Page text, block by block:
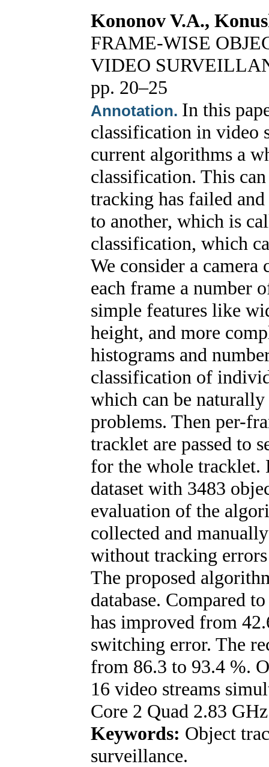
Kononov V.A.,
FRAME-WISE
VIDEO
pp. 20–25
Annotation. In this
classification in video
current algorithms a
classification. This
tracking has failed
to another, which is
classification, which
We consider a
each frame a number
simple features like
height, and more
histograms and
classification of
which can be
problems. Then per-
tracklet are passed to
for the whole tracklet.
dataset with 3483
evaluation of the
collected and
without tracking
The proposed
database. Compared
has improved from
switching error. The
from 86.3 to 93.4 %.
16 video streams
Core 2 Quad 2.83
Keywords: Object
surveillance.